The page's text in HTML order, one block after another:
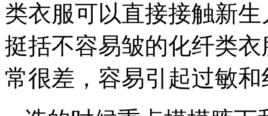
类衣服可以直接接触新
挺括不容易皱的化纤类
常很差，容易引起过敏和